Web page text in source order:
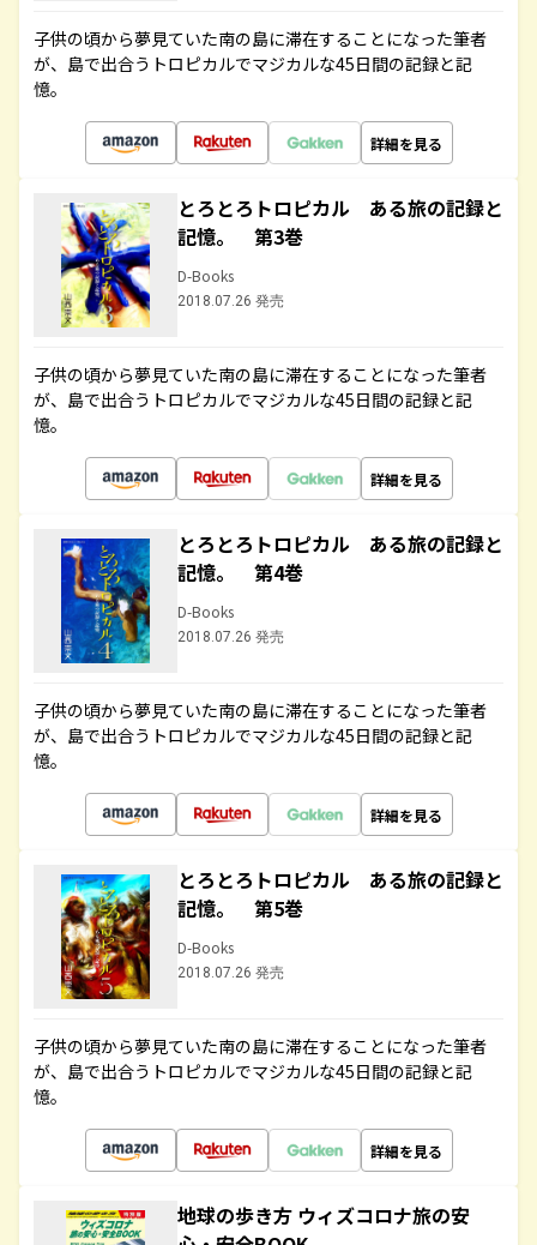
子供の頃から夢見ていた南の島に滞在することになった筆者
が、島で出合うトロピカルでマジカルな45日間の記録と記
憶。
詳細を見る
とろとろトロピカル ある旅の記録と
記憶。 第3巻
D-Books
2018.07.26 発売
子供の頃から夢見ていた南の島に滞在することになった筆者
が、島で出合うトロピカルでマジカルな45日間の記録と記
憶。
詳細を見る
とろとろトロピカル ある旅の記録と
記憶。 第4巻
D-Books
2018.07.26 発売
子供の頃から夢見ていた南の島に滞在することになった筆者
が、島で出合うトロピカルでマジカルな45日間の記録と記
憶。
詳細を見る
とろとろトロピカル ある旅の記録と
記憶。 第5巻
D-Books
2018.07.26 発売
子供の頃から夢見ていた南の島に滞在することになった筆者
が、島で出合うトロピカルでマジカルな45日間の記録と記
憶。
詳細を見る
地球の歩き方 ウィズコロナ旅の安